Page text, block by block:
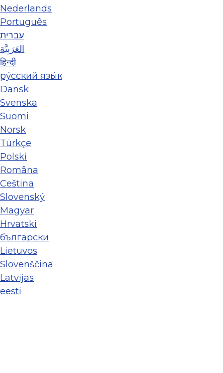
Nederlands
Português
עברית
العَرَبِيَّة
हिन्दी
ру́сский язы́к
Dansk
Svenska
Suomi
Norsk
Türkçe
Polski
Româna
Ceština
Slovenský
Magyar
Hrvatski
български
Lietuvos
Slovenščina
Latvijas
eesti